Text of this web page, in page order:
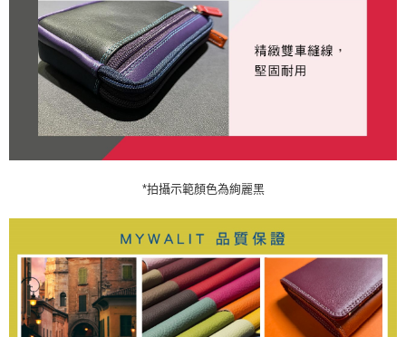
*拍攝示範顏色為絢麗黑